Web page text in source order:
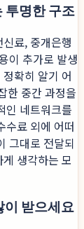
투명한 구조
료, 중개은행
이 추가로 발생
확히 알기 어
한 중간 과정을
인 네트워크를
수료 외에 어떠
그대로 전달되
생각하는 모
이 받으세요